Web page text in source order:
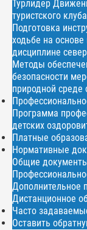
Турлидер
туристского клуба
Подготовка
ходьбе на
дисциплине
Методы
безопасности
природной среде
Программа
детских
Платные
Нормативные
Общие
Дополнительное
Дистанционное
Часто
Оставить